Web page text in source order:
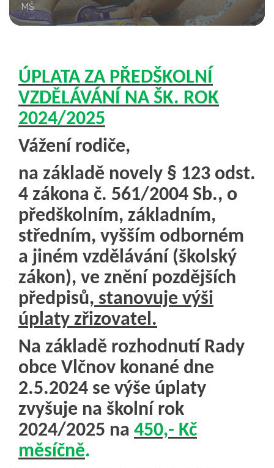
MŠ
ÚPLATA ZA PŘEDŠKOLNÍ
VZDĚLÁVÁNÍ NA ŠK. ROK
2024/2025
Vážení rodiče,
na základě novely § 123 odst.
4 zákona č. 561/2004 Sb., o
předškolním, základním,
středním, vyšším odborném
a jiném vzdělávání (školský
zákon), ve znění pozdějších
předpisů, stanovuje výši
úplaty zřizovatel.
Na základě rozhodnutí Rady
obce Vlčnov konané dne
2.5.2024 se výše úplaty
zvyšuje na školní rok
2024/2025 na 450,- Kč
měsíčně.